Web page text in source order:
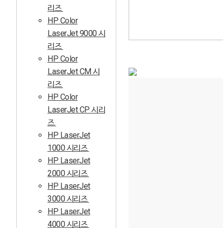
리즈
HP Color
LaserJet 9000 시
리즈
HP Color
LaserJet CM 시
리즈
HP Color
LaserJet CP 시리
즈
HP LaserJet
1000 시리즈
HP LaserJet
2000 시리즈
HP LaserJet
3000 시리즈
HP LaserJet
4000 시리즈